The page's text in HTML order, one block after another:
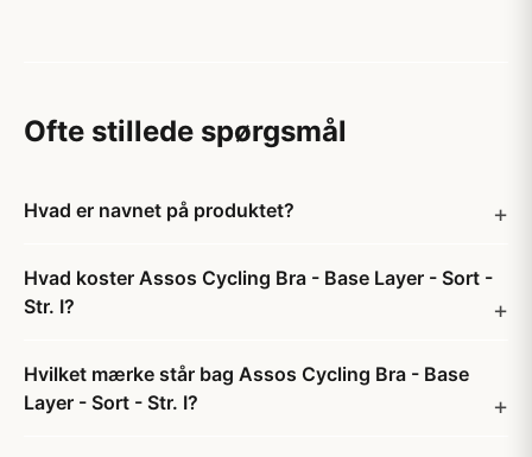
Ofte stillede spørgsmål
Hvad er navnet på produktet?
Hvad koster Assos Cycling Bra - Base Layer - Sort -
Str. I?
Hvilket mærke står bag Assos Cycling Bra - Base
Layer - Sort - Str. I?